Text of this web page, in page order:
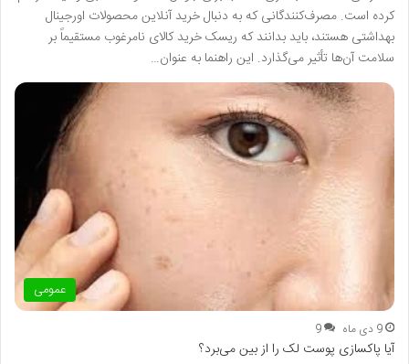
کرده است. مصرف‌کنندگانی که به دنبال خرید آنلاین محصولات اورجینال
بهداشتی هستند، باید بدانند که ریسک خرید کالای نامرغوب مستقیماً بر
سلامت آن‌ها تأثیر می‌گذارد. این راهنما به عنوان…
عمومی
9 دی ماه 9
آیا پاکسازی پوست لک را از بین می‌برد؟